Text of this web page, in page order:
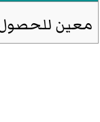
معين للحصول